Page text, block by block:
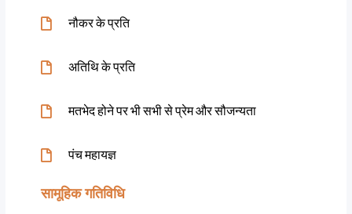
नौकर के प्रति
अतिथि के प्रति
मतभेद होने पर भी सभी से प्रेम और सौजन्यता
पंच महायज्ञ
सामूहिक गतिविधि